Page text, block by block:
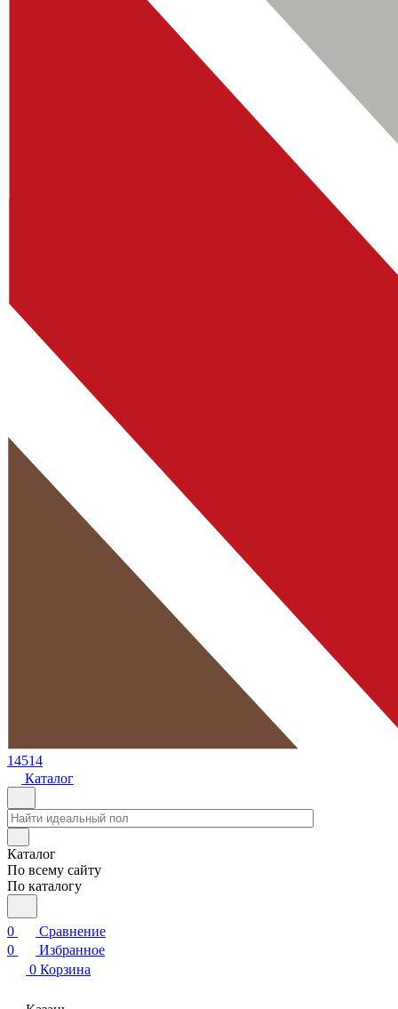
14514
Каталог
Каталог
По всему сайту
По каталогу
0
Сравнение
0
Избранное
0 Корзина